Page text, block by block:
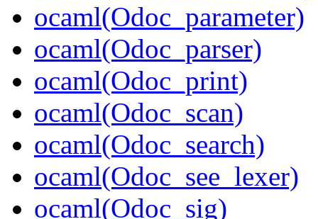
ocaml(Odoc_parameter)
ocaml(Odoc_parser)
ocaml(Odoc_print)
ocaml(Odoc_scan)
ocaml(Odoc_search)
ocaml(Odoc_see_lexer)
ocaml(Odoc_sig)